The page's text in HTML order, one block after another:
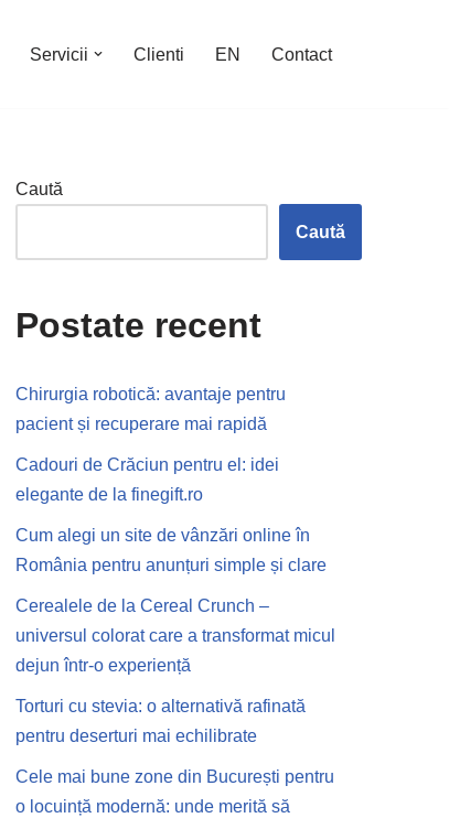
Servicii Clienti EN Contact
Caută
Caută
Postate recent
Chirurgia robotică: avantaje pentru
pacient și recuperare mai rapidă
Cadouri de Crăciun pentru el: idei
elegante de la finegift.ro
Cum alegi un site de vânzări online în
România pentru anunțuri simple și clare
Cerealele de la Cereal Crunch –
universul colorat care a transformat micul
dejun într-o experiență
Torturi cu stevia: o alternativă rafinată
pentru deserturi mai echilibrate
Cele mai bune zone din București pentru
o locuință modernă: unde merită să